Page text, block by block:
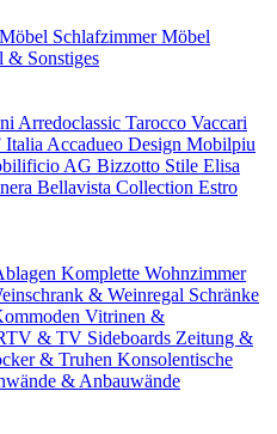
Schlafzimmer Möbel
& Sonstiges
Arredoclassic Tarocco Vaccari
Accadueo Design Mobilpiu
AG Bizzotto Stile Elisa
Bellavista Collection Estro
Komplette Wohnzimmer
& Weinregal Schränke
Vitrinen &
& TV Sideboards Zeitung &
& Truhen Konsolentische
& Anbauwände